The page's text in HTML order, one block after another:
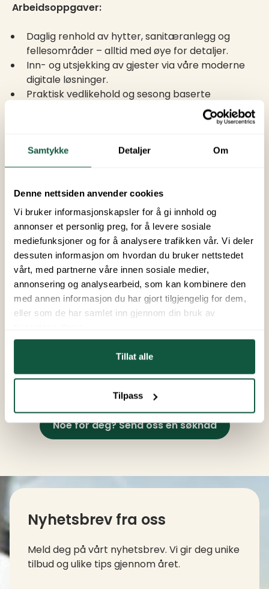
Samtykke Detaljer Om
Denne nettsiden anvender cookies
Vi bruker informasjonskapsler for å gi innhold og
annonser et personlig preg, for å levere sosiale
mediefunksjoner og for å analysere trafikken vår. Vi deler
dessuten informasjon om hvordan du bruker nettstedet
vårt, med partnerne våre innen sosiale medier,
annonsering og analysearbeid, som kan kombinere den
med annen informasjon du har gjort tilgjengelig for dem,
eller som de har samlet inn gjennom din bruk av
Tillat alle
Tilpass
Arbeidsoppgaver:
Daglig renhold av hytter, sanitæranlegg og
fellesområder – alltid med øye for detaljer.
Inn- og utsjekking av gjester via våre moderne
digitale løsninger.
Praktisk vedlikehold og sesong baserte
oppgaver, som snøbrøyting eller planting av
våre.
Har erfaring fra serviceyrket eller bare elsker å
jobbe med mennesker.
Kommuniserer godt på norsk og engelsk.
Trives med fysisk arbeid og et høyt tempo.
Er fleksibel, selvstendig og glad i å ta ansvar.
Kan jobbe både helger og kvelder
Førerkort er en fordel.
Ansettelsesform:Fast
Noe for deg? Send oss en søknad
Kontaktinfo og kolofon
Nyhetsbrev fra oss
Meld deg på vårt nyhetsbrev. Vi gir deg unike
tilbud og ulike tips gjennom året.